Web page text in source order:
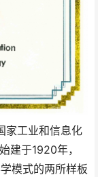
工业和信息化
建于1920年，
模式的两所样板